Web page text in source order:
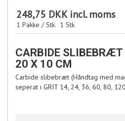
248,75 DKKincl. moms
1 Pakke / Stk. 1 Stk
CARBIDE SLIBEBRÆT
20 X 10 CM
Carbide slibebræt (Håndtag med
seperat i GRIT 14, 24, 36, 60, 80,